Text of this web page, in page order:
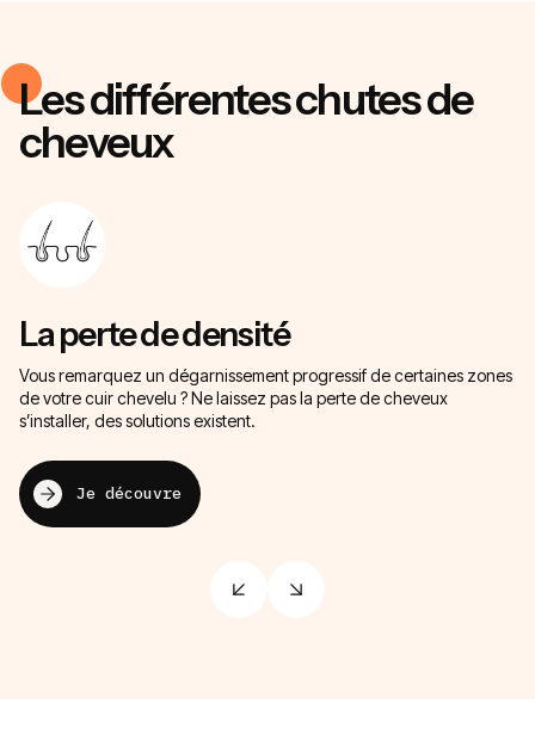
Les différentes chutes de
cheveux
La perte de densité
Vous remarquez un dégarnissement progressif de certaines zones
de votre cuir chevelu ? Ne laissez pas la perte de cheveux
s’installer, des solutions existent.
Je découvre